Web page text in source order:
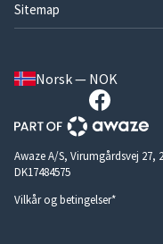
Sitemap
Norsk — NOK
Awaze A/S, Virumgårdsvej 27,
DK17484575
Vilkår og betingelser*